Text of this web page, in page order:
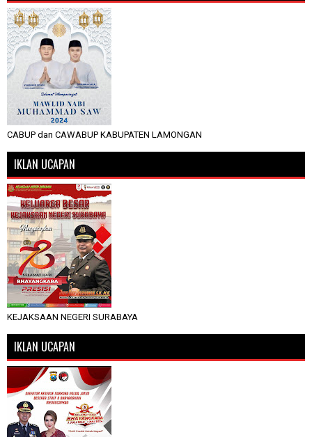
CABUP dan CAWABUP KABUPATEN LAMONGAN
IKLAN UCAPAN
KEJAKSAAN NEGERI SURABAYA
IKLAN UCAPAN